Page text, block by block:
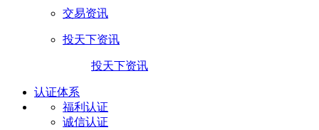
交易资讯
投天下资讯
投天下资讯
认证体系
福利认证
诚信认证